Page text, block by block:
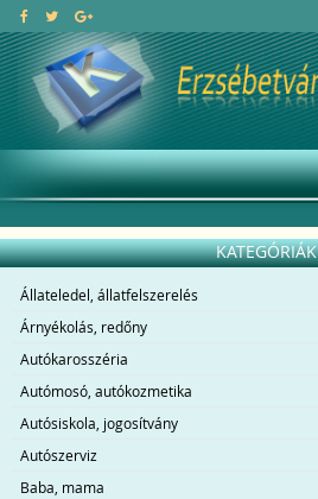
KATEGÓRIÁK
Állateledel, állatfelszerelés
Árnyékolás, redőny
Autókarosszéria
Autómosó, autókozmetika
Autósiskola, jogosítvány
Autószerviz
Baba, mama